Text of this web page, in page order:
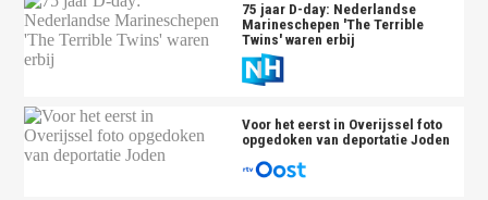
75 jaar D-day: Nederlandse
Marineschepen 'The Terrible
Twins' waren erbij
Voor het eerst in Overijssel foto
opgedoken van deportatie Joden